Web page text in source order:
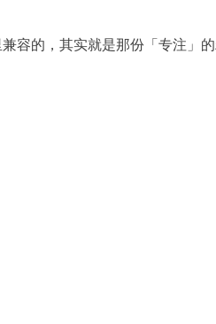
容的，其实就是那份「专注」